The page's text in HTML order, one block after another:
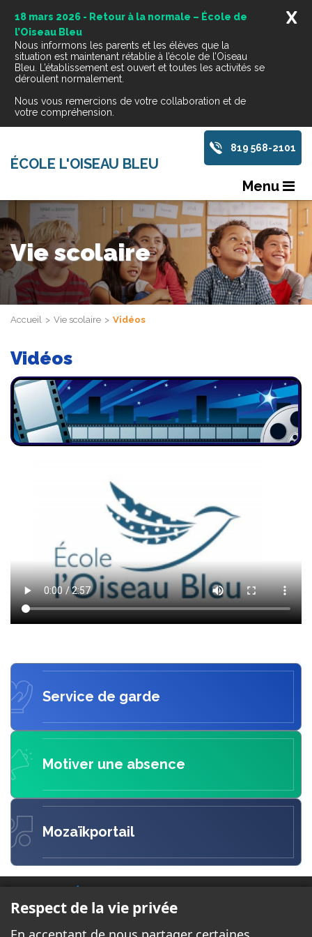
X
18 mars 2026 - Retour à la normale – École de
l’Oiseau Bleu
Nous informons les parents et les élèves que la
situation est maintenant rétablie à l’école de l’Oiseau
Bleu. L’établissement est ouvert et toutes les activités se
déroulent normalement.
Nous vous remercions de votre collaboration et de
votre compréhension.
ÉCOLE L'OISEAU BLEU
819 568-2101
Menu
Vie scolaire
Accueil Vie scolaire Vidéos
Vidéos
Service de garde
Motiver une absence
Mozaïkportail
Respect de la vie privée